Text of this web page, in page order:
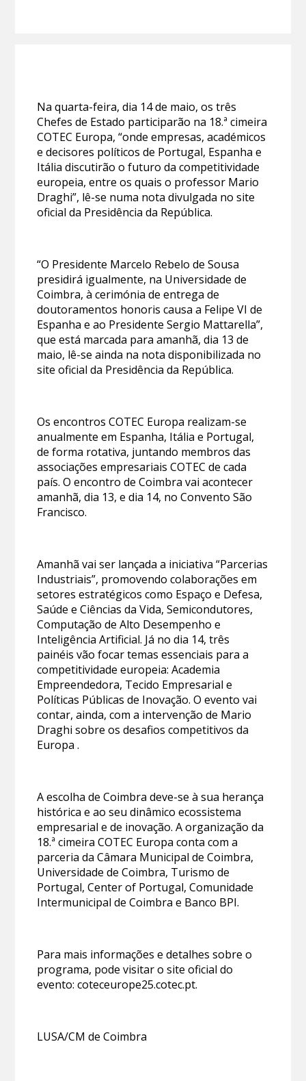
Na quarta-feira, dia 14 de maio, os três
Chefes de Estado participarão na 18.ª cimeira
COTEC Europa, “onde empresas, académicos
e decisores políticos de Portugal, Espanha e
Itália discutirão o futuro da competitividade
europeia, entre os quais o professor Mario
Draghi”, lê-se numa nota divulgada no site
oficial da Presidência da República.
“O Presidente Marcelo Rebelo de Sousa
presidirá igualmente, na Universidade de
Coimbra, à cerimónia de entrega de
doutoramentos honoris causa a Felipe VI de
Espanha e ao Presidente Sergio Mattarella”,
que está marcada para amanhã, dia 13 de
maio, lê-se ainda na nota disponibilizada no
site oficial da Presidência da República.
Os encontros COTEC Europa realizam-se
anualmente em Espanha, Itália e Portugal,
de forma rotativa, juntando membros das
associações empresariais COTEC de cada
país. O encontro de Coimbra vai acontecer
amanhã, dia 13, e dia 14, no Convento São
Francisco.
Amanhã vai ser lançada a iniciativa “Parcerias
Industriais”, promovendo colaborações em
setores estratégicos como Espaço e Defesa,
Saúde e Ciências da Vida, Semicondutores,
Computação de Alto Desempenho e
Inteligência Artificial. Já no dia 14, três
painéis vão focar temas essenciais para a
competitividade europeia: Academia
Empreendedora, Tecido Empresarial e
Políticas Públicas de Inovação. O evento vai
contar, ainda, com a intervenção de Mario
Draghi sobre os desafios competitivos da
Europa .
A escolha de Coimbra deve-se à sua herança
histórica e ao seu dinâmico ecossistema
empresarial e de inovação. A organização da
18.ª cimeira COTEC Europa conta com a
parceria da Câmara Municipal de Coimbra,
Universidade de Coimbra, Turismo de
Portugal, Center of Portugal, Comunidade
Intermunicipal de Coimbra e Banco BPI.
Para mais informações e detalhes sobre o
programa, pode visitar o site oficial do
evento: coteceurope25.cotec.pt.
LUSA/CM de Coimbra